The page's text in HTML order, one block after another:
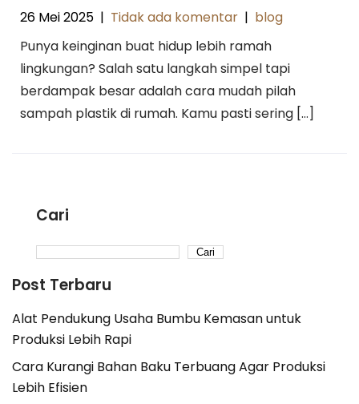
26 Mei 2025 | Tidak ada komentar | blog
Punya keinginan buat hidup lebih ramah
lingkungan? Salah satu langkah simpel tapi
berdampak besar adalah cara mudah pilah
sampah plastik di rumah. Kamu pasti sering […]
Cari
Cari
Post Terbaru
Alat Pendukung Usaha Bumbu Kemasan untuk
Produksi Lebih Rapi
Cara Kurangi Bahan Baku Terbuang Agar Produksi
Lebih Efisien